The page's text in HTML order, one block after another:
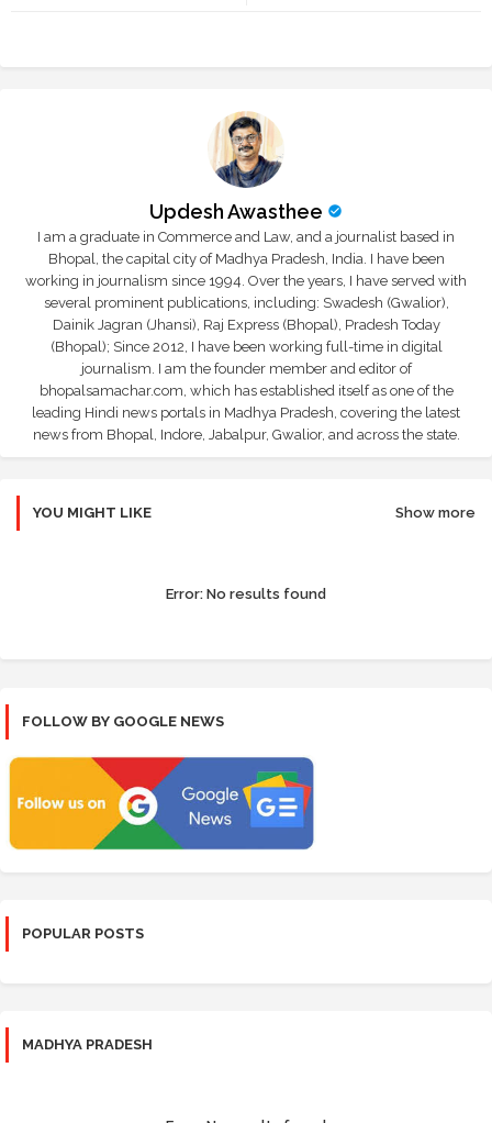
Updesh Awasthee
I am a graduate in Commerce and Law, and a journalist based in
Bhopal, the capital city of Madhya Pradesh, India. I have been
working in journalism since 1994. Over the years, I have served with
several prominent publications, including: Swadesh (Gwalior),
Dainik Jagran (Jhansi), Raj Express (Bhopal), Pradesh Today
(Bhopal); Since 2012, I have been working full-time in digital
journalism. I am the founder member and editor of
bhopalsamachar.com, which has established itself as one of the
leading Hindi news portals in Madhya Pradesh, covering the latest
news from Bhopal, Indore, Jabalpur, Gwalior, and across the state.
YOU MIGHT LIKE Show more
Error: No results found
FOLLOW BY GOOGLE NEWS
POPULAR POSTS
MADHYA PRADESH